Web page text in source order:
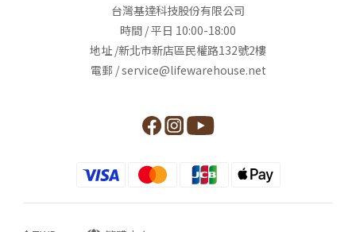
台灣基達科技股份有限公司
時間 / 平日 10:00-18:00
地址 /新北市新店區民權路132號2樓
電郵 / service@lifewarehouse.net